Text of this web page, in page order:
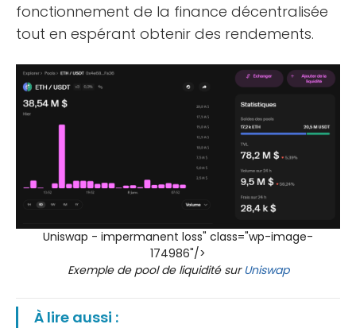
fonctionnement de la finance décentralisée
tout en espérant obtenir des rendements.
Uniswap - impermanent loss" class="wp-image-
174986"/>
Exemple de pool de liquidité surUniswap
À lire aussi :